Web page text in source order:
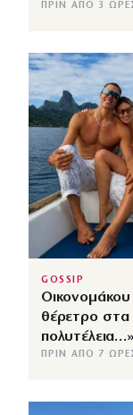
ΠΡΙΝ ΑΠΌ 3
GOSSIP
θέρετρο
ΠΡΙΝ ΑΠΌ 7